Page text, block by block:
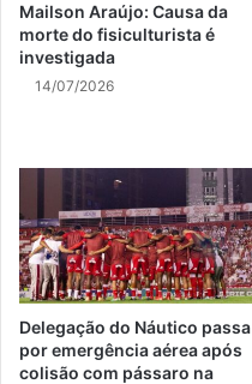
Mailson Araújo: Causa da
morte do fisiculturista é
investigada
14/07/2026
Delegação do Náutico passa
por emergência aérea após
colisão com pássaro na